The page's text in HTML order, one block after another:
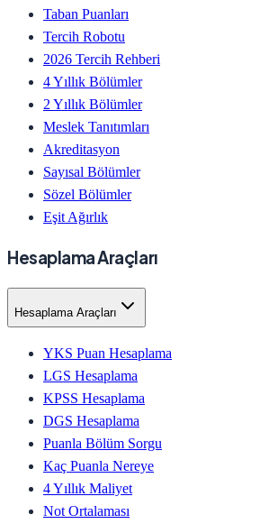
Taban Puanları
Tercih Robotu
2026 Tercih Rehberi
4 Yıllık Bölümler
2 Yıllık Bölümler
Meslek Tanıtımları
Akreditasyon
Sayısal Bölümler
Sözel Bölümler
Eşit Ağırlık
Hesaplama Araçları
Hesaplama Araçları
YKS Puan Hesaplama
LGS Hesaplama
KPSS Hesaplama
DGS Hesaplama
Puanla Bölüm Sorgu
Kaç Puanla Nereye
4 Yıllık Maliyet
Not Ortalaması